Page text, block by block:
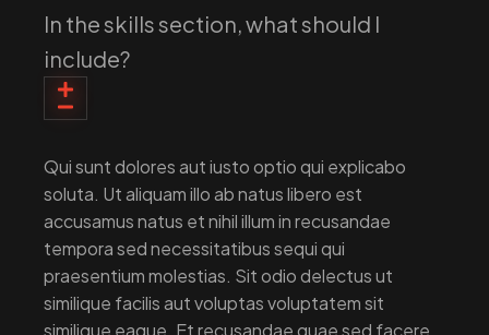
In the skills section, what should I
include?
Qui sunt dolores aut iusto optio qui explicabo
soluta. Ut aliquam illo ab natus libero est
accusamus natus et nihil illum in recusandae
tempora sed necessitatibus sequi qui
praesentium molestias. Sit odio delectus ut
similique facilis aut voluptas voluptatem sit
similique eaque. Et recusandae quae sed facere